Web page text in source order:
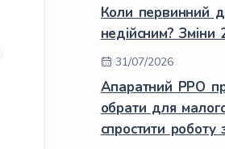
Коли первинний
недійсним? Зміни
31/07/2026
Апаратний РРО
обрати для
спростити роботу